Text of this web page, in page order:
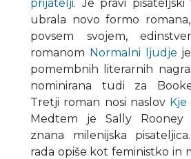
prijatelji. Je pravi pisateljski
ubrala novo formo
povsem svojem,
romanom Normalni ljudje
pomembnih literarnih
nominirana tudi za
Tretji roman nosi naslov Kje
Medtem je Sally Rooney
znana milenijska
rada opiše kot feministko in